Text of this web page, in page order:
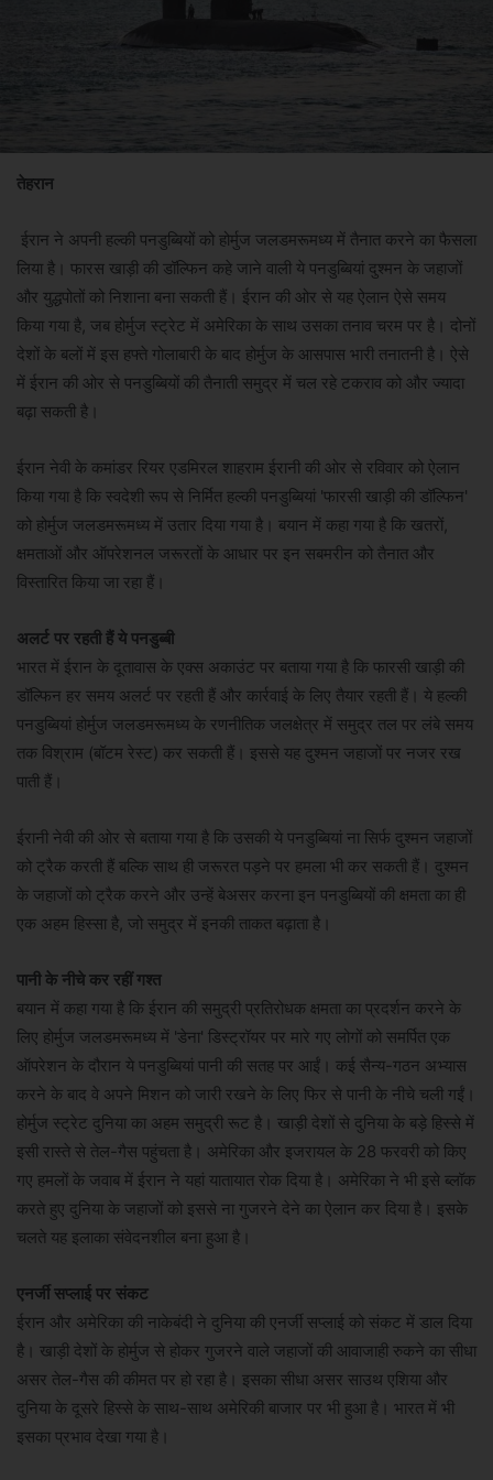
तेहरान
ईरान ने अपनी हल्की पनडुब्बियों को होर्मुज जलडमरूमध्य में तैनात करने का फैसला
लिया है। फारस खाड़ी की डॉल्फिन कहे जाने वाली ये पनडुब्बियां दुश्मन के जहाजों
और युद्धपोतों को निशाना बना सकती हैं। ईरान की ओर से यह ऐलान ऐसे समय
किया गया है, जब होर्मुज स्ट्रेट में अमेरिका के साथ उसका तनाव चरम पर है। दोनों
देशों के बलों में इस हफ्ते गोलाबारी के बाद होर्मुज के आसपास भारी तनातनी है। ऐसे
में ईरान की ओर से पनडुब्बियों की तैनाती समुद्र में चल रहे टकराव को और ज्यादा
बढ़ा सकती है।
ईरान नेवी के कमांडर रियर एडमिरल शाहराम ईरानी की ओर से रविवार को ऐलान
किया गया है कि स्वदेशी रूप से निर्मित हल्की पनडुब्बियां 'फारसी खाड़ी की डॉल्फिन'
को होर्मुज जलडमरूमध्य में उतार दिया गया है। बयान में कहा गया है कि खतरों,
क्षमताओं और ऑपरेशनल जरूरतों के आधार पर इन सबमरीन को तैनात और
विस्तारित किया जा रहा हैं।
अलर्ट पर रहती हैं ये पनडुब्बी
भारत में ईरान के दूतावास के एक्स अकाउंट पर बताया गया है कि फारसी खाड़ी की
डॉल्फिन हर समय अलर्ट पर रहती हैं और कार्रवाई के लिए तैयार रहती हैं। ये हल्की
पनडुब्बियां होर्मुज जलडमरूमध्य के रणनीतिक जलक्षेत्र में समुद्र तल पर लंबे समय
तक विश्राम (बॉटम रेस्ट) कर सकती हैं। इससे यह दुश्मन जहाजों पर नजर रख
पाती हैं।
ईरानी नेवी की ओर से बताया गया है कि उसकी ये पनडुब्बियां ना सिर्फ दुश्मन जहाजों
को ट्रैक करती हैं बल्कि साथ ही जरूरत पड़ने पर हमला भी कर सकती हैं। दुश्मन
के जहाजों को ट्रैक करने और उन्हें बेअसर करना इन पनडुब्बियों की क्षमता का ही
एक अहम हिस्सा है, जो समुद्र में इनकी ताकत बढ़ाता है।
पानी के नीचे कर रहीं गश्त
बयान में कहा गया है कि ईरान की समुद्री प्रतिरोधक क्षमता का प्रदर्शन करने के
लिए होर्मुज जलडमरूमध्य में 'डेना' डिस्ट्रॉयर पर मारे गए लोगों को समर्पित एक
ऑपरेशन के दौरान ये पनडुब्बियां पानी की सतह पर आईं। कई सैन्य-गठन अभ्यास
करने के बाद वे अपने मिशन को जारी रखने के लिए फिर से पानी के नीचे चली गईं।
होर्मुज स्ट्रेट दुनिया का अहम समुद्री रूट है। खाड़ी देशों से दुनिया के बड़े हिस्से में
इसी रास्ते से तेल-गैस पहुंचता है। अमेरिका और इजरायल के 28 फरवरी को किए
गए हमलों के जवाब में ईरान ने यहां यातायात रोक दिया है। अमेरिका ने भी इसे ब्लॉक
करते हुए दुनिया के जहाजों को इससे ना गुजरने देने का ऐलान कर दिया है। इसके
चलते यह इलाका संवेदनशील बना हुआ है।
एनर्जी सप्लाई पर संकट
ईरान और अमेरिका की नाकेबंदी ने दुनिया की एनर्जी सप्लाई को संकट में डाल दिया
है। खाड़ी देशों के होर्मुज से होकर गुजरने वाले जहाजों की आवाजाही रुकने का सीधा
असर तेल-गैस की कीमत पर हो रहा है। इसका सीधा असर साउथ एशिया और
दुनिया के दूसरे हिस्से के साथ-साथ अमेरिकी बाजार पर भी हुआ है। भारत में भी
इसका प्रभाव देखा गया है।